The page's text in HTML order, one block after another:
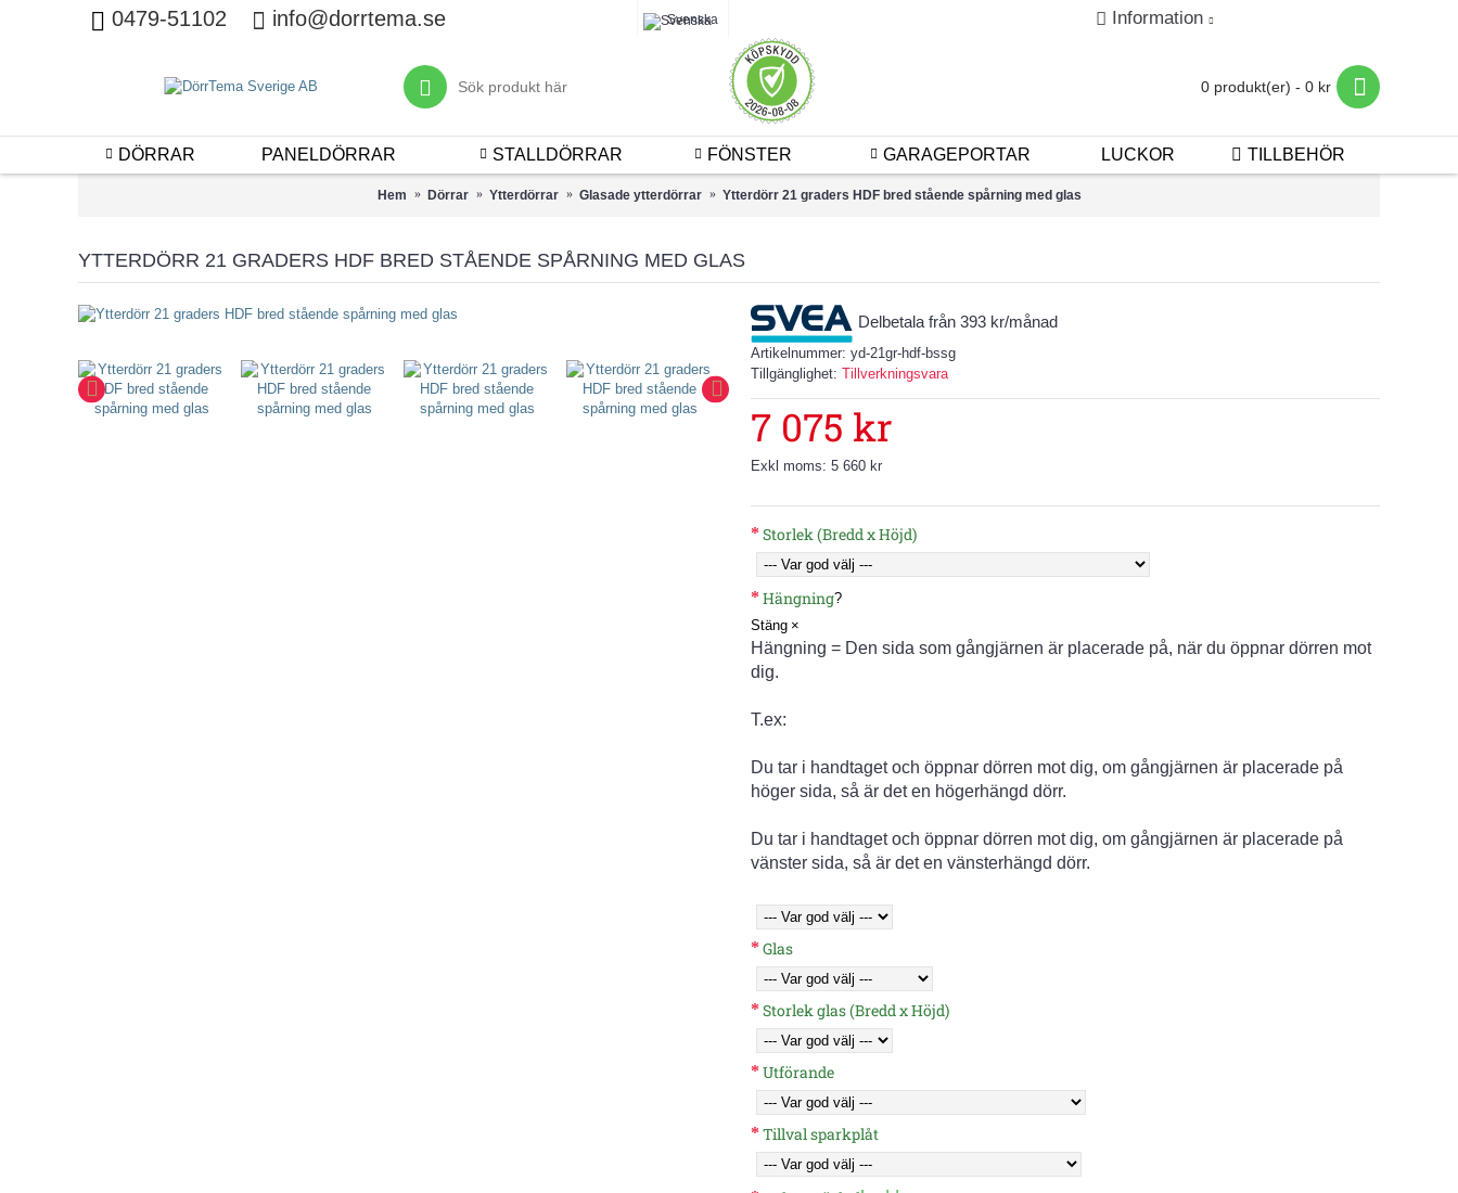
0479-51102 info@dorrtema.se Svenska Information
0 produkt(er) - 0 kr
DÖRRAR PANELDÖRRAR STALLDÖRRAR FÖNSTER GARAGEPORTAR LUCKOR TILLBEHÖR
Hem Dörrar Ytterdörrar Glasade ytterdörrar Ytterdörr 21 graders HDF bred stående spårning med glas
YTTERDÖRR 21 GRADERS HDF BRED STÅENDE SPÅRNING MED GLAS
Delbetala från 393 kr/månad
Artikelnummer: yd-21gr-hdf-bssg
Tillgänglighet: Tillverkningsvara
7 075 kr
Exkl moms: 5 660 kr
Storlek (Bredd x Höjd)
Hängning?
Stäng ×
Hängning = Den sida som gångjärnen är placerade på, när du öppnar dörren mot
dig.
T.ex:
Du tar i handtaget och öppnar dörren mot dig, om gångjärnen är placerade på
höger sida, så är det en högerhängd dörr.
Du tar i handtaget och öppnar dörren mot dig, om gångjärnen är placerade på
vänster sida, så är det en vänsterhängd dörr.
Glas
Storlek glas (Bredd x Höjd)
Utförande
Tillval sparkplåt